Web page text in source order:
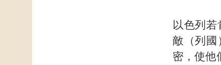
以色列
敵（列國
密，使他